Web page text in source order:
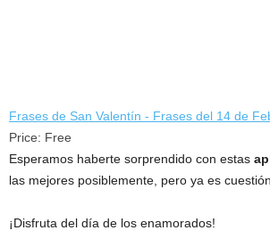
Frases de San Valentín - Frases del 14 de
Price: Free
Esperamos haberte sorprendido con estas
las mejores posiblemente, pero ya es
¡Disfruta del día de los enamorados!